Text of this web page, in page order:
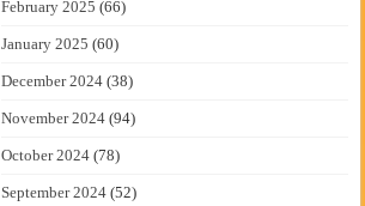
February 2025 (66)
January 2025 (60)
December 2024 (38)
November 2024 (94)
October 2024 (78)
September 2024 (52)